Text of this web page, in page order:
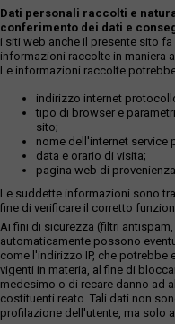
Dati personali raccolti e
conferimento dei dati e
i siti web anche il presente sito
informazioni raccolte in maniera
Le informazioni raccolte
indirizzo internet
tipo di browser e
sito;
nome dell'internet service
data e orario di visita;
pagina web di
Le suddette informazioni sono
fine di verificare il corretto
Ai fini di sicurezza (filtri
automaticamente possono
come l'indirizzo IP, che
vigenti in materia, al fine di
medesimo o di recare danno ad
costituenti reato. Tali dati non
profilazione dell'utente, ma solo